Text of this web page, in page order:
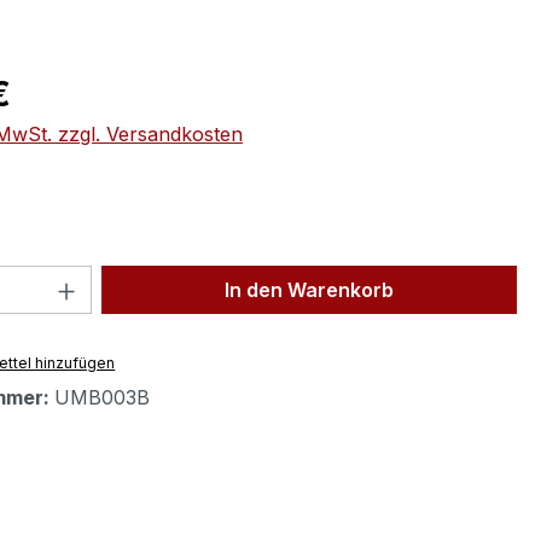
zzgl. Versandkosten
Anzahl: Gib den gewünschten Wert
In den Warenkorb
hinzufügen
UMB003B